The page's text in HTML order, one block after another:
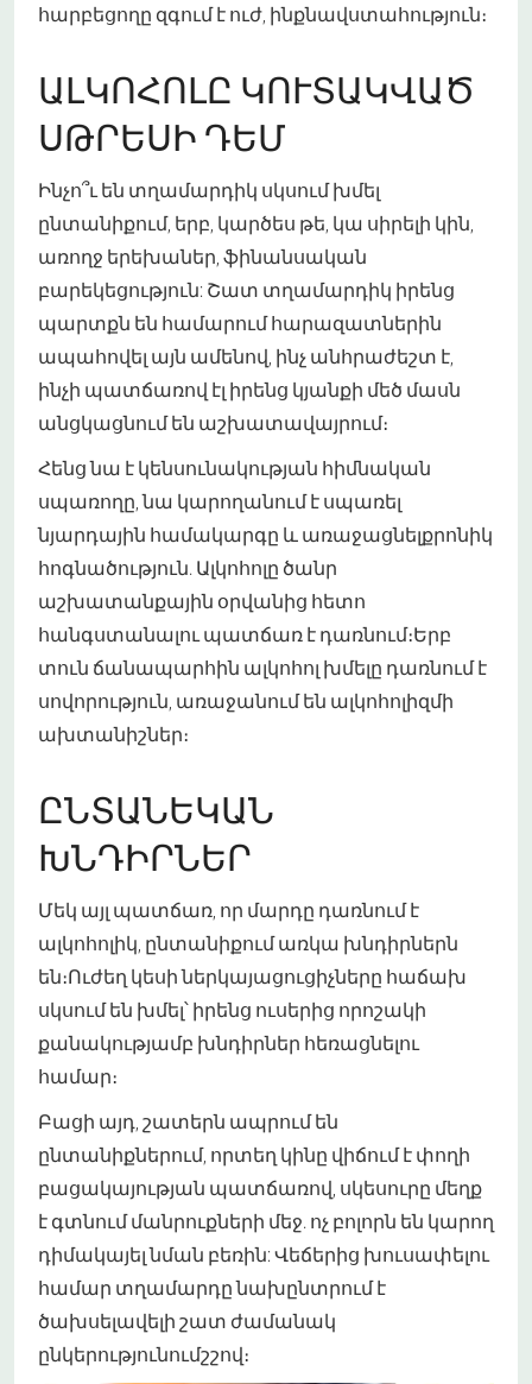
հարբեցողը զգում է ուժ, ինքնավստահություն։
ԱԼԿՈՀՈԼԸ ԿՈՒՏԱԿՎԱԾ
ՍԹՐԵՍԻ ԴԵՄ
Ինչո՞ւ են տղամարդիկ սկսում խմել
ընտանիքում, երբ, կարծես թե, կա սիրելի կին,
առողջ երեխաներ, ֆինանսական
բարեկեցություն: Շատ տղամարդիկ իրենց
պարտքն են համարում հարազատներին
ապահովել այն ամենով, ինչ անհրաժեշտ է,
ինչի պատճառով էլ իրենց կյանքի մեծ մասն
անցկացնում են աշխատավայրում։
Հենց նա է կենսունակության հիմնական
սպառողը, նա կարողանում է սպառել
նյարդային համակարգը և առաջացնելքրոնիկ
հոգնածություն. Ալկոհոլը ծանր
աշխատանքային օրվանից հետո
հանգստանալու պատճառ է դառնում։Երբ
տուն ճանապարհին ալկոհոլ խմելը դառնում է
սովորություն, առաջանում են ալկոհոլիզմի
ախտանիշներ։
ԸՆՏԱՆԵԿԱՆ
ԽՆԴԻՐՆԵՐ
Մեկ այլ պատճառ, որ մարդը դառնում է
ալկոհոլիկ, ընտանիքում առկա խնդիրներն
են։Ուժեղ կեսի ներկայացուցիչները հաճախ
սկսում են խմել՝ իրենց ուսերից որոշակի
քանակությամբ խնդիրներ հեռացնելու
համար։
Բացի այդ, շատերն ապրում են
ընտանիքներում, որտեղ կինը վիճում է փողի
բացակայության պատճառով, սկեսուրը մեղք
է գտնում մանրուքների մեջ. ոչ բոլորն են կարող
դիմակայել նման բեռին: Վեճերից խուսափելու
համար տղամարդը նախընտրում է
ծախսելավելի շատ ժամանակ
ընկերությունումշշով։